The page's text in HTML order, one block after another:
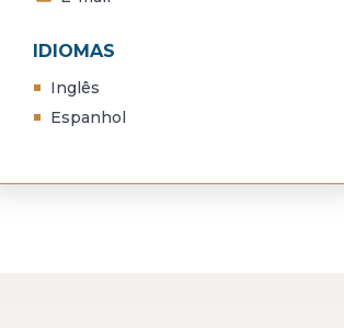
IDIOMAS
Inglês
Espanhol